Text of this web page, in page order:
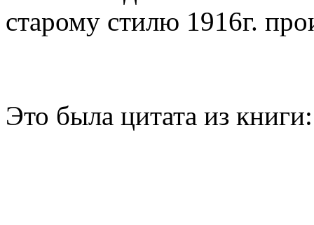
старому стилю 1916г.
Это была цитата из книги: